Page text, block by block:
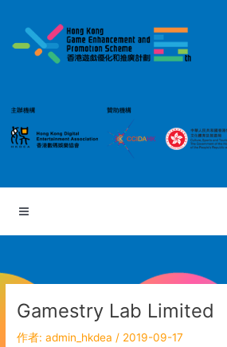
Gamestry Lab Limited
作者:admin_hkdea/ 2019-09-17